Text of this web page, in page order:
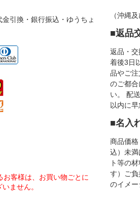
引換・銀行振込・ゆうちょ
客様は、お買い物ごとに
ません。
（沖縄
■返品
返品・
着後3日
品やご
のご都
い。 配
以内に
■名入
商品価
込）未
ト等の
す）ご
のイメ